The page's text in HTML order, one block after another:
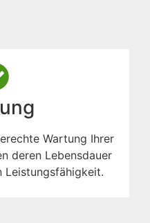
Wartung Ihrer
deren Lebensdauer
Leistungsfähigkeit.